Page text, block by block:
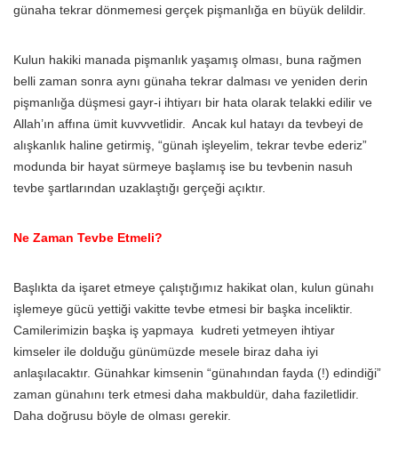
günaha tekrar dönmemesi gerçek pişmanlığa en büyük delildir.
Kulun hakiki manada pişmanlık yaşamış olması, buna rağmen
belli zaman sonra aynı günaha tekrar dalması ve yeniden derin
pişmanlığa düşmesi gayr-i ihtiyarı bir hata olarak telakki edilir ve
Allah’ın affına ümit kuvvvetlidir. Ancak kul hatayı da tevbeyi de
alışkanlık haline getirmiş, “günah işleyelim, tekrar tevbe ederiz”
modunda bir hayat sürmeye başlamış ise bu tevbenin nasuh
tevbe şartlarından uzaklaştığı gerçeği açıktır.
Ne Zaman Tevbe Etmeli?
Başlıkta da işaret etmeye çalıştığımız hakikat olan, kulun günahı
işlemeye gücü yettiği vakitte tevbe etmesi bir başka inceliktir.
Camilerimizin başka iş yapmaya kudreti yetmeyen ihtiyar
kimseler ile dolduğu günümüzde mesele biraz daha iyi
anlaşılacaktır. Günahkar kimsenin “günahından fayda (!) edindiği”
zaman günahını terk etmesi daha makbuldür, daha faziletlidir.
Daha doğrusu böyle de olması gerekir.